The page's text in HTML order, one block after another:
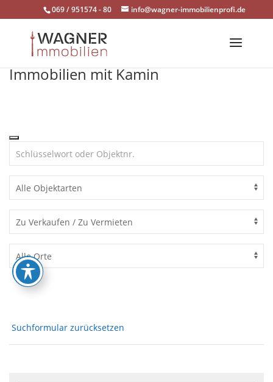
to
content
069 / 951574 - 80 info@wagner-immobilienprofi.de
Immobilien mit Kamin
Suchformular zurücksetzen